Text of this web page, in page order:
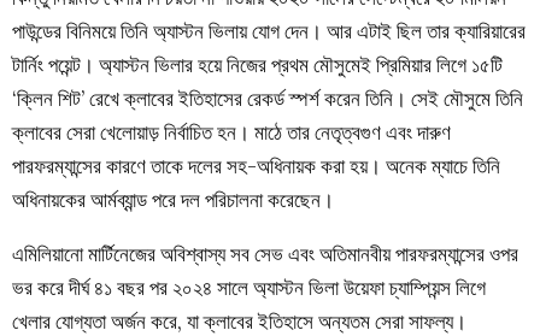
পাউন্ডের বিনিময়ে তিনি অ্যাস্টন ভিলায় যোগ দেন। আর এটাই ছিল তার ক্যারিয়ারের
টার্নিং পয়েন্ট। অ্যাস্টন ভিলার হয়ে নিজের প্রথম মৌসুমেই প্রিমিয়ার লিগে ১৫টি
‘ক্লিন শিট’ রেখে ক্লাবের ইতিহাসের রেকর্ড স্পর্শ করেন তিনি। সেই মৌসুমে তিনি
ক্লাবের সেরা খেলোয়াড় নির্বাচিত হন। মাঠে তার নেতৃত্বগুণ এবং দারুণ
পারফরম্যান্সের কারণে তাকে দলের সহ-অধিনায়ক করা হয়। অনেক ম্যাচে তিনি
অধিনায়কের আর্মব্যান্ড পরে দল পরিচালনা করেছেন।
এমিলিয়ানো মার্টিনেজের অবিশ্বাস্য সব সেভ এবং অতিমানবীয় পারফরম্যান্সের ওপর
ভর করে দীর্ঘ ৪১ বছর পর ২০২৪ সালে অ্যাস্টন ভিলা উয়েফা চ্যাম্পিয়ন্স লিগে
খেলার যোগ্যতা অর্জন করে, যা ক্লাবের ইতিহাসে অন্যতম সেরা সাফল্য।